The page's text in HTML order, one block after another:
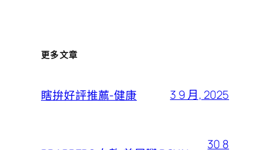
更多文章
瞎拚好評推薦-健康 3 9 月, 2025
30 8